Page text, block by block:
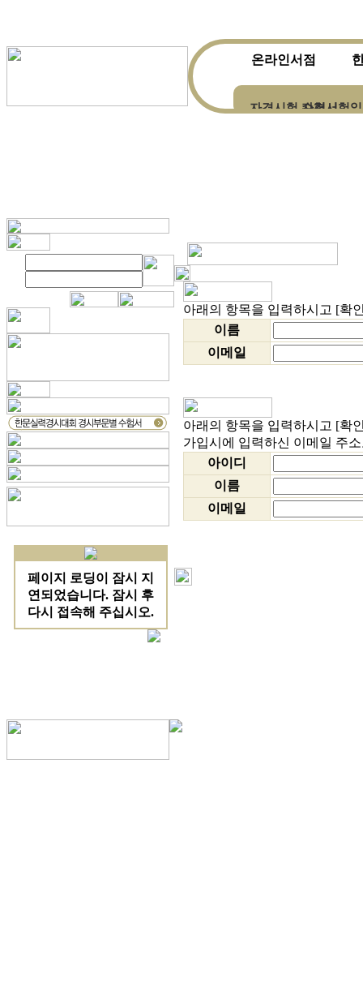
온라인서점
자격시험 수험서
자격시험
아래의 항목을 입력하시고 [확
이름
이메일
아래의 항목을 입력하시고 [확
가입시에 입력하신 이메일 주
아이디
이름
이메일